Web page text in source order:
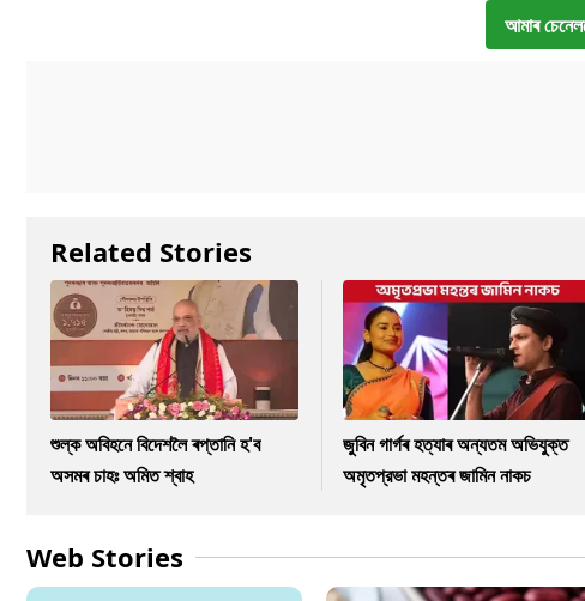
আমাৰ
Related Stories
শুল্ক অবিহনে বিদেশলৈ ৰপ্তানি হ'ব
অসমৰ চাহঃ অমিত শ্বাহ
জুবিন গাৰ্গৰ হত্যাৰ অন্যতম অভিযুক্ত
অমৃতপ্রভা মহন্তৰ জামিন নাকচ
Web Stories